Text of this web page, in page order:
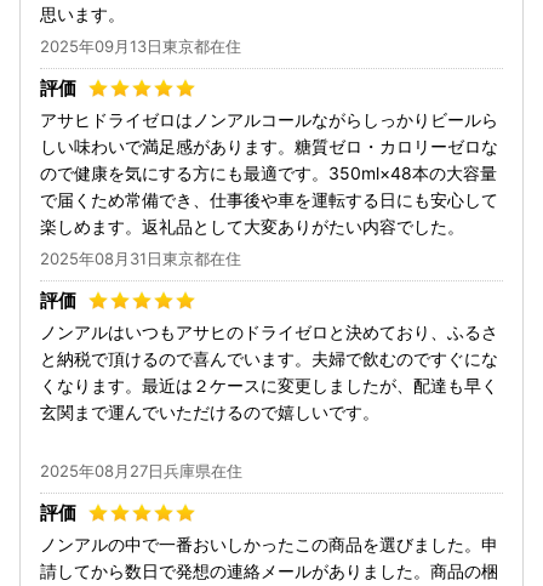
思います。
2025年09月13日東京都在住
アサヒドライゼロはノンアルコールながらしっかりビールら
しい味わいで満足感があります。糖質ゼロ・カロリーゼロな
ので健康を気にする方にも最適です。350ml×48本の大容量
で届くため常備でき、仕事後や車を運転する日にも安心して
楽しめます。返礼品として大変ありがたい内容でした。
2025年08月31日東京都在住
ノンアルはいつもアサヒのドライゼロと決めており、ふるさ
と納税で頂けるので喜んでいます。夫婦で飲むのですぐにな
くなります。最近は２ケースに変更しましたが、配達も早く
玄関まで運んでいただけるので嬉しいです。
2025年08月27日兵庫県在住
ノンアルの中で一番おいしかったこの商品を選びました。申
請してから数日で発想の連絡メールがありました。商品の梱